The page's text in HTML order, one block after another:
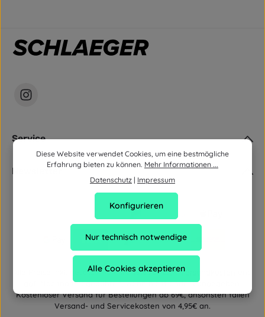
Service
Newsletter
Alle Preise inkl. gesetzl. Mehrwertsteuer zzgl.Versandkosten
ggf. Nachnahmegebühren, wenn nicht anders angegeben.
Kostenloser Versand für Bestellungen ab 69€, ansonsten fallen
Versand- und Servicekosten von 4,95€ an.
Diese Website verwendet Cookies, um eine bestmögliche
Erfahrung bieten zu können. Mehr Informationen ...
Datenschutz | Impressum
Nur technisch notwendige
Konfigurieren
Alle Cookies akzeptieren